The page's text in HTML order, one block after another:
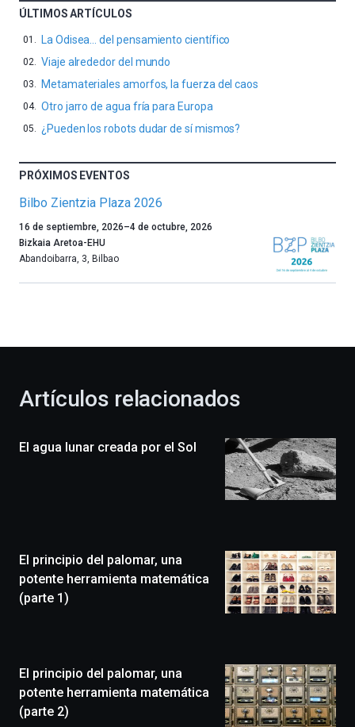
ÚLTIMOS ARTÍCULOS
La Odisea… del pensamiento científico
Viaje alrededor del mundo
Metamateriales amorfos, la fuerza del caos
Otro jarro de agua fría para Europa
¿Pueden los robots dudar de sí mismos?
PRÓXIMOS EVENTOS
Bilbo Zientzia Plaza 2026
Un
año
más,
celebración
novena
un
festival
que
llenará
monólogos,
exposiciones,
conferencias,
docufórums
16 de septiembre, 2026–4 de octubre, 2026
Bizkaia Aretoa-EHU
Abandoibarra, 3 Bilbao
Artículos relacionados
El agua lunar creada por el Sol
El principio del palomar, una
potente herramienta matemática
(parte 1)
El principio del palomar, una
potente herramienta matemática
(parte 2)